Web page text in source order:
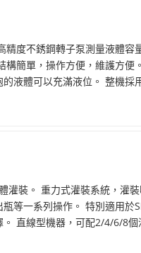
精度不銹鋼轉子泵測量液體容
構簡單，操作方便，維護方
液體可以充滿液位。 整機採
灌裝。 重力式灌裝系統，灌
等一系列操作。 特別適用於
直線型機器，可配2/4/6/8